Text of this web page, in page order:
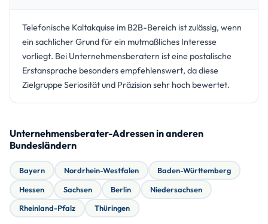
Telefonische Kaltakquise im B2B-Bereich ist zulässig, wenn
ein sachlicher Grund für ein mutmaßliches Interesse
vorliegt. Bei Unternehmensberatern ist eine postalische
Erstansprache besonders empfehlenswert, da diese
Zielgruppe Seriosität und Präzision sehr hoch bewertet.
Unternehmensberater-Adressen in anderen
Bundesländern
Bayern Nordrhein-Westfalen
Baden-Württemberg
Hessen
Sachsen Berlin
Niedersachsen
Rheinland-Pfalz
Thüringen